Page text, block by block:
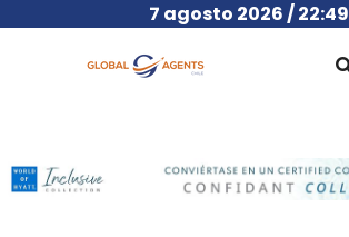
7 agosto 2026 / 22:49